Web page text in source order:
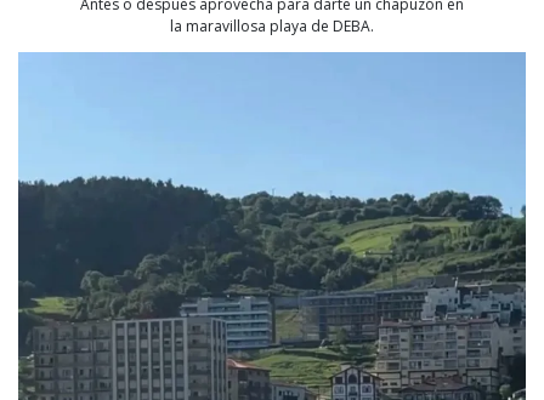
Antes o después aprovecha para darte un chapuzón en
la maravillosa playa de DEBA.